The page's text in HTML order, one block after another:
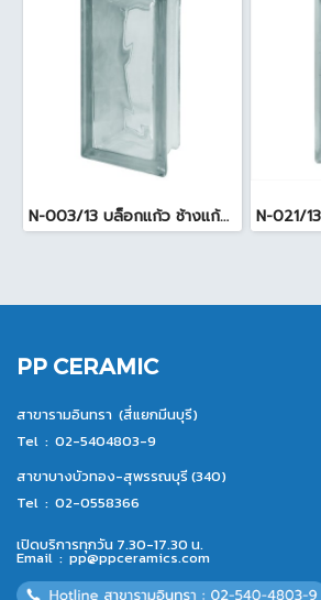
N-003/13 บล็อกแก้ว ช้างแก้ว WOW พริ้วแก้ว ( 24x11.5x8cm )
PP CERAMIC
สาขารามอินทรา (สี่แยกมีนบุรี)
Tel : 02-5404803-9
สาขาบางบัวทอง-สุพรรณบุรี (340)
Tel : 02-0558366
เปิดบริการทุกวัน 7.30-17.30 น.
Email : pp@ppceramics.com